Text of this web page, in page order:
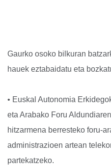
Gaurko osoko bilkuran
hauek eztabaidatu eta
• Euskal Autonomia
eta Arabako Foru
hitzarmena berresteko foru-
administrazioen artean
partekatzeko.